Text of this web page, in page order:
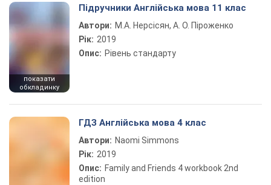
показати
обкладинку
Підручники Англійська мова 11 клас
Автори: М.А. Нерсісян, А. О. Піроженко
Рік: 2019
Опис: Рівень стандарту
ГДЗ Англійська мова 4 клас
Автори: Naomi Simmons
Рік: 2019
Опис: Family and Friends 4 workbook 2nd
edition